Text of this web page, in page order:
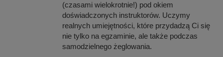
(czasami wielokrotnie!) pod okiem
doświadczonych instruktorów. Uczymy
realnych umiejętności, które przydadzą Ci się
nie tylko na egzaminie, ale także podczas
samodzielnego żeglowania.